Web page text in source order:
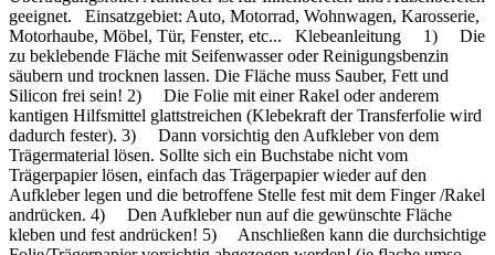
geeignet. Einsatzgebiet: Auto, Motorrad, Wohnwagen, Karosserie,
Motorhaube, Möbel, Tür, Fenster, etc... Klebeanleitung 1) Die
zu beklebende Fläche mit Seifenwasser oder Reinigungsbenzin
säubern und trocknen lassen. Die Fläche muss Sauber, Fett und
Silicon frei sein! 2) Die Folie mit einer Rakel oder anderem
kantigen Hilfsmittel glattstreichen (Klebekraft der Transferfolie wird
dadurch fester). 3) Dann vorsichtig den Aufkleber von dem
Trägermaterial lösen. Sollte sich ein Buchstabe nicht vom
Trägerpapier lösen, einfach das Trägerpapier wieder auf den
Aufkleber legen und die betroffene Stelle fest mit dem Finger /Rakel
andrücken. 4) Den Aufkleber nun auf die gewünschte Fläche
kleben und fest andrücken! 5) Anschließen kann die durchsichtige